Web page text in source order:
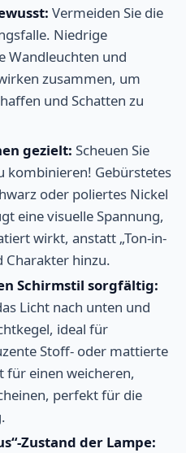
Vermeiden Sie die
Niedrige
Wandleuchten und
zusammen, um
und Schatten zu
gezielt: Scheuen Sie
kombinieren! Gebürstetes
oder poliertes Nickel
eine visuelle Spannung,
wirkt, anstatt „Ton-in-
Charakter hinzu.
Schirmstil sorgfältig:
Licht nach unten und
ideal für
Stoff- oder mattierte
für einen weicheren,
perfekt für die
Zustand der Lampe: